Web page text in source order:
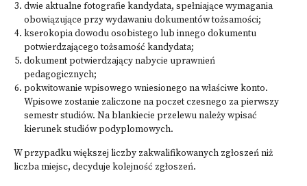
dwie aktualne fotografie kandydata, spełniające wymagania
obowiązujące przy wydawaniu dokumentów tożsamości;
kserokopia dowodu osobistego lub innego dokumentu
potwierdzającego tożsamość kandydata;
dokument potwierdzający nabycie uprawnień
pedagogicznych;
pokwitowanie wpisowego wniesionego na właściwe konto.
Wpisowe zostanie zaliczone na poczet czesnego za pierwszy
semestr studiów. Na blankiecie przelewu należy wpisać
kierunek studiów podyplomowych.
W przypadku większej liczby zakwalifikowanych zgłoszeń niż
liczba miejsc, decyduje kolejność zgłoszeń.